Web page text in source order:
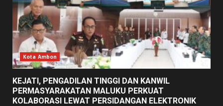
Kota Ambon
KEJATI, PENGADILAN TINGGI DAN KANWIL
PERMASYARAKATAN MALUKU PERKUAT
KOLABORASI LEWAT PERSIDANGAN ELEKTRONIK